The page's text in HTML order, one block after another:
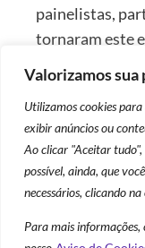
Valorizamos
Utilizamos cookies
exibir anúncios ou
Ao clicar "Aceitar tudo",
possível, ainda, que
necessários, clicando
Para mais informações,
painelistas,
tornaram este
Até o próximo
Siga-nos